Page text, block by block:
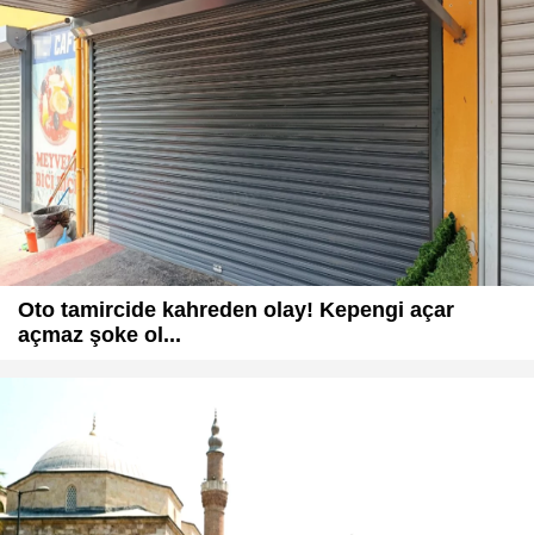
Oto tamircide kahreden olay! Kepengi açar
açmaz şoke ol...